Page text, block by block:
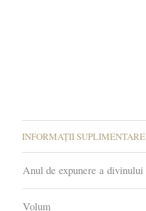
INFORMAȚII SUPLIMENTARE
Anul de expunere a divinului
Volum